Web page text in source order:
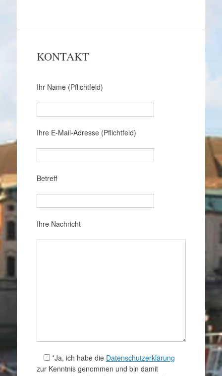
KONTAKT
Ihr Name (Pflichtfeld)
Ihre E-Mail-Adresse (Pflichtfeld)
Betreff
Ihre Nachricht
*Ja, ich habe die Datenschutzerklärung
zur Kenntnis genommen und bin damit